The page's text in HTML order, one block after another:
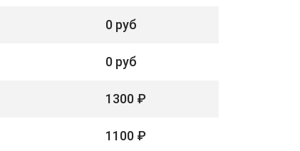
0 руб
0 руб
1300 ₽
1100 ₽